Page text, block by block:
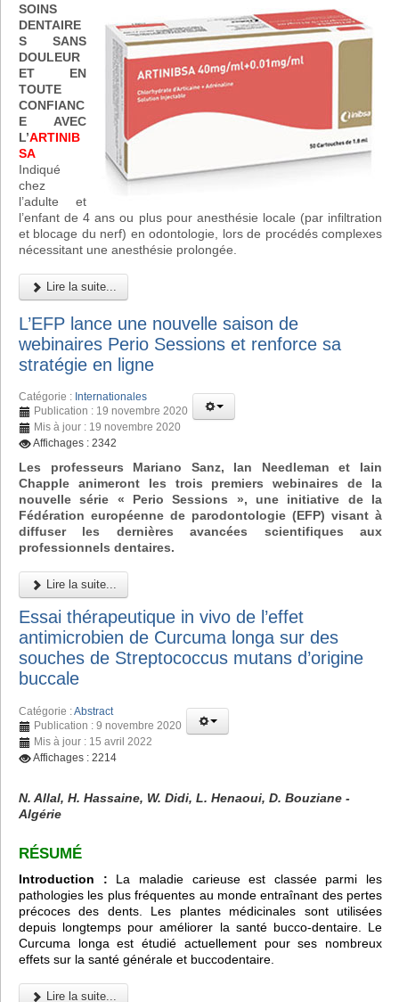
SOINS
DENTAIRE
S SANS
DOULEUR
ET EN
TOUTE
CONFIANC
E AVEC
L’ARTINIB
SA
Indiqué
chez
l’adulte et
l’enfant de 4 ans ou plus pour anesthésie locale (par infiltration
et blocage du nerf) en odontologie, lors de procédés complexes
nécessitant une anesthésie prolongée.
Lire la suite...
L’EFP lance une nouvelle saison de
webinaires Perio Sessions et renforce sa
stratégie en ligne
Catégorie : Internationales
Publication : 19 novembre 2020
Mis à jour : 19 novembre 2020
Affichages : 2342
Les professeurs Mariano Sanz, Ian Needleman et Iain
Chapple animeront les trois premiers webinaires de la
nouvelle série « Perio Sessions », une initiative de la
Fédération européenne de parodontologie (EFP) visant à
diffuser les dernières avancées scientifiques aux
professionnels dentaires.
Lire la suite...
Essai thérapeutique in vivo de l’effet
antimicrobien de Curcuma longa sur des
souches de Streptococcus mutans d’origine
buccale
Catégorie :Abstract
Publication : 9 novembre 2020
Mis à jour : 15 avril 2022
Affichages : 2214
N. Allal, H. Hassaine, W. Didi, L. Henaoui, D. Bouziane -
Algérie
RÉSUMÉ
Introduction : La maladie carieuse est classée parmi les
pathologies les plus fréquentes au monde entraînant des pertes
précoces des dents. Les plantes médicinales sont utilisées
depuis longtemps pour améliorer la santé bucco-dentaire. Le
Curcuma longa est étudié actuellement pour ses nombreux
effets sur la santé générale et buccodentaire.
Lire la suite...